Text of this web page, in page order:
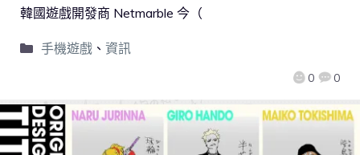
0 0
韓國遊戲開發商 Netmarble 今（
手機遊戲、 資訊